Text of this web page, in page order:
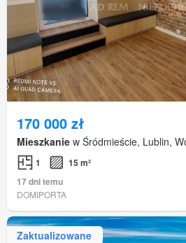
170 000 zł
Mieszkanie w Śródmieście, Lublin,
1
15 m²
17 dni temu
DOMIPORTA
Zaktualizowane